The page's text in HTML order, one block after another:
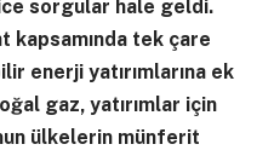
sorgular hale geldi.
kapsamında tek çare
enerji yatırımlarına ek
gaz, yatırımlar için
ülkelerin münferit